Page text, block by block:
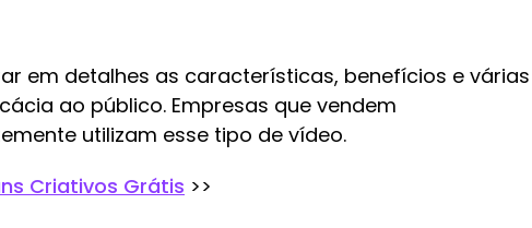
em detalhes as características, benefícios e várias
ao público. Empresas que vendem
utilizam esse tipo de vídeo.
Criativos Grátis >>